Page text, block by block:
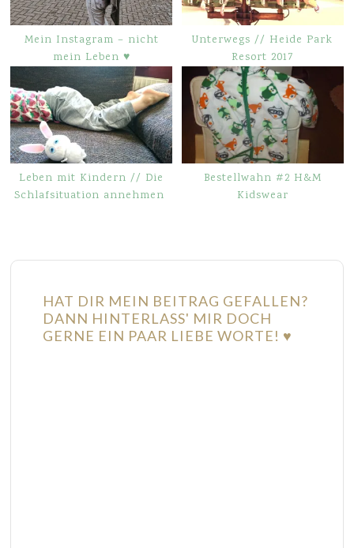
Mein Instagram – nicht
mein Leben ♥
Unterwegs // Heide Park
Resort 2017
Leben mit Kindern // Die
Schlafsituation annehmen
Bestellwahn #2 H&M
Kidswear
HAT DIR MEIN BEITRAG GEFALLEN?
DANN HINTERLASS' MIR DOCH
GERNE EIN PAAR LIEBE WORTE! ♥